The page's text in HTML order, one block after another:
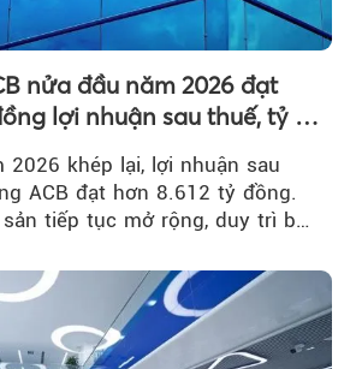
nửa đầu năm 2026 đạt
lợi nhuận sau thuế, tỷ lệ
ngành
2026 khép lại, lợi nhuận sau
ACB đạt hơn 8.612 tỷ đồng.
tiếp tục mở rộng, duy trì bộ